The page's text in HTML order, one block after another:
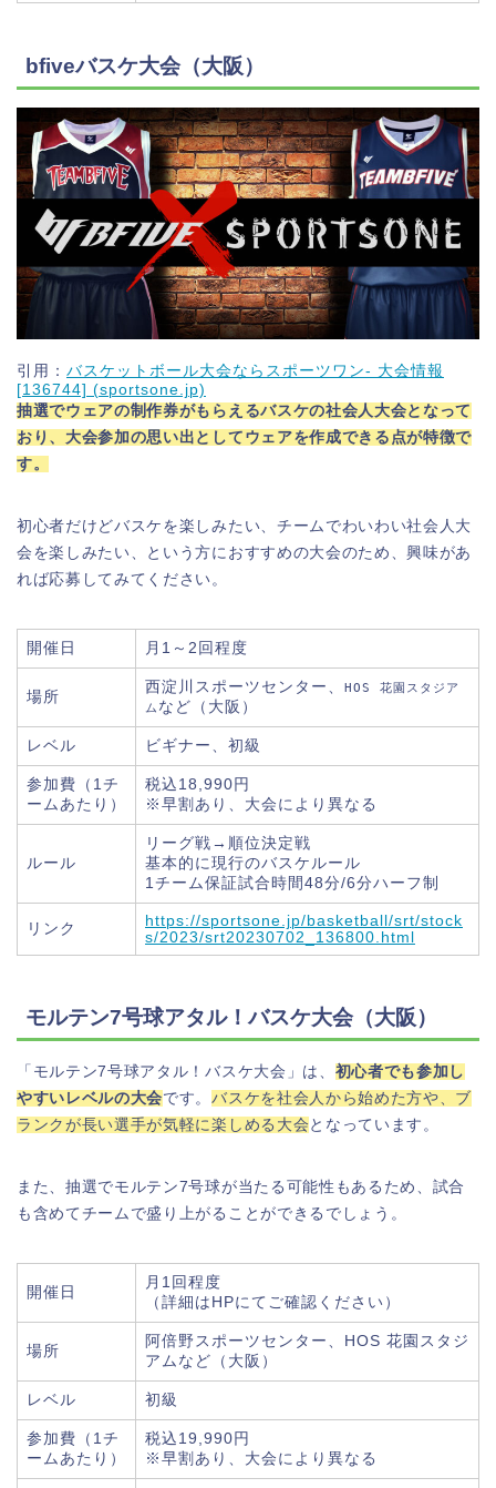
bfiveバスケ大会（大阪）
引用： バスケットボール大会ならスポーツワン- 大会情報
[136744] (sportsone.jp)
抽選でウェアの制作券がもらえるバスケの社会人大会となって
おり、大会参加の思い出としてウェアを作成できる点が特徴で
す。
初心者だけどバスケを楽しみたい、チームでわいわい社会人大
会を楽しみたい、という方におすすめの大会のため、興味があ
れば応募してみてください。
開催日 月1～2回程度
場所
西淀川スポーツセンター、 HOS 花園スタジア
ム など（大阪）
レベル ビギナー、初級
参加費（1チ
ームあたり）
税込18,990円
※早割あり、大会により異なる
ルール
リーグ戦→順位決定戦
基本的に現行のバスケルール
1チーム保証試合時間48分/6分ハーフ制
リンク
https://sportsone.jp/basketball/srt/stock
s/2023/srt20230702_136800.html
モルテン7号球アタル！バスケ大会（大阪）
「モルテン7号球アタル！バスケ大会」は、 初心者でも参加し
やすいレベルの大会です。バスケを社会人から始めた方や、ブ
ランクが長い選手が気軽に楽しめる大会 となっています。
また、抽選でモルテン7号球が当たる可能性もあるため、試合
も含めてチームで盛り上がることができるでしょう。
開催日
月1回程度
（詳細はHPにてご確認ください）
場所
阿倍野スポーツセンター、HOS 花園スタジ
アムなど（大阪）
レベル 初級
参加費（1チ
ームあたり）
税込19,990円
※早割あり、大会により異なる